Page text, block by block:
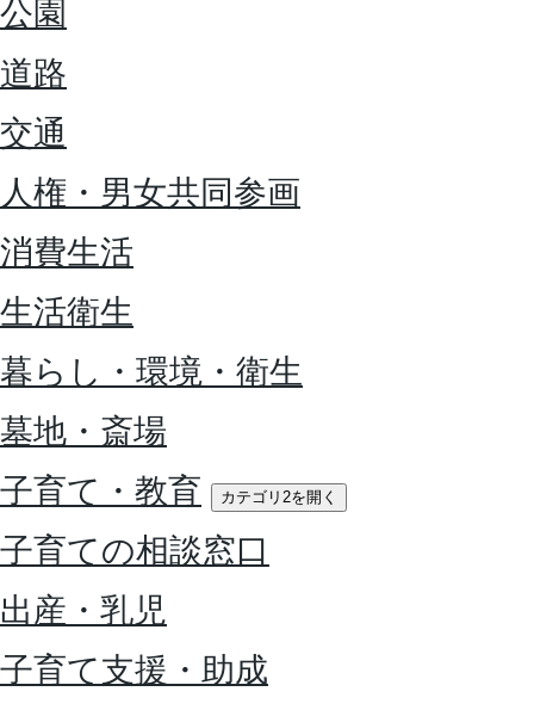
公園
道路
交通
人権・男女共同参画
消費生活
生活衛生
暮らし・環境・衛生
墓地・斎場
子育て・教育
カテゴリ2を開く
子育ての相談窓口
出産・乳児
子育て支援・助成